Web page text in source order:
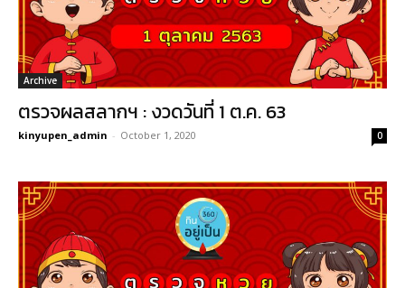
Archive
ตรวจผลสลากฯ : งวดวันที่ 1 ต.ค. 63
kinyupen_admin - October 1, 2020 0